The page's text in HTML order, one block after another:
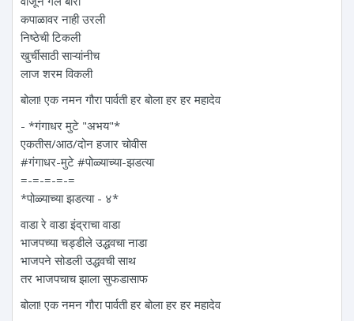
कपाळावर नाही उरली
निष्ठेची टिकली
खुर्चीसाठी साऱ्यांनीच
लाज शरम विकली
बोला! एक नमन‌ गौरा पार्वती हर बोला हर हर महादेव
- *गंगाधर मुटे "अभय"*
एकतीस/आठ/दोन हजार चोवीस
#गंगाधर-मुटे #पोळ्याच्या-झडत्या
=-=-=-=-=
*पोळ्याच्या झडत्या - ४*
वाडा रे वाडा इंद्राचा वाडा
भाजपच्या चड्डीले उद्धवचा नाडा
भाजपने सोडली उद्धवची साथ
तर भाजपचाच झाला सुफडासाफ
बोला! एक नमन‌ गौरा पार्वती हर बोला हर हर महादेव